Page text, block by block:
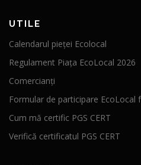
UTILE
Calendarul pieței Ecolocal
Regulament Piața EcoLocal 2026
Comercianți
Formular de participare EcoLocal
Cum mă certific PGS CERT
Verifică certificatul PGS CERT